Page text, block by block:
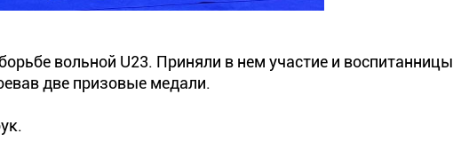
вольной U23. Приняли в нем участие и воспитанницы
две призовые медали.